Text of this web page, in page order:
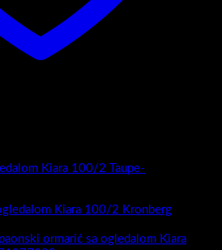
Kiara 100/2 Taupe-